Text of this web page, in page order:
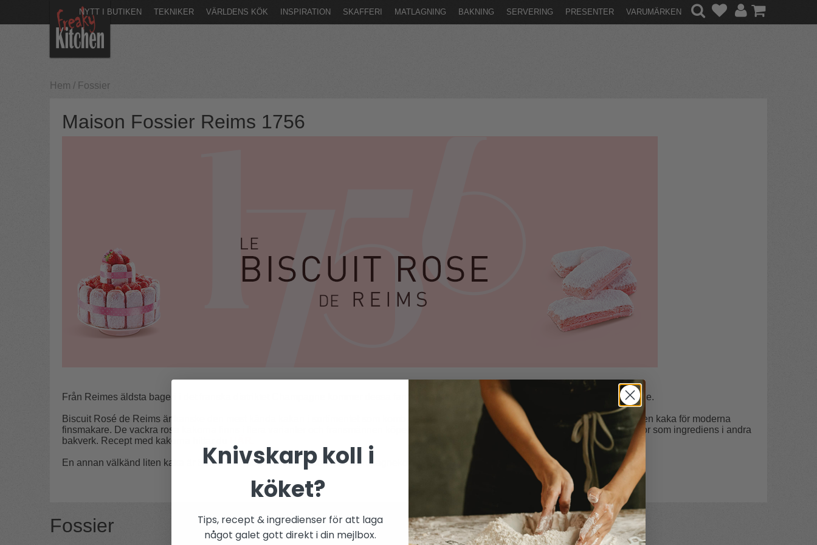
NYTT I BUTIKEN TEKNIKER VÄRLDENS KÖK INSPIRATION SKAFFERI MATLAGNING BAKNING SERVERING PRESENTER VARUMÄRKEN
Hem / Fossier
Maison Fossier Reims 1756
Från Reimes äldsta bageri i det franska distriktet Champagne kommer dessa fantastiska söta & salta kex smaksatta med äkta champagne.
Biscuit Rosé de Reims är kanske den mest kända kakan i sortimentet som kombinerar den goda smaken av svunna tider med dagens - en kaka för moderna
finsmakare. De vackra rosa kakorna finns i flera varianter och fransmännen köper dem även som pulver och använder det eller hela kakor som ingrediens i andra
bakverk. Recept med kakorna hittar du
En annan välkänd liten kaka är Sablé Campenois, formad som en champagnekork och bakad på mandel och champagne.
Fossier
Knivskarp koll i
köket?
Tips, recept & ingredienser för att laga
något galet gott direkt i din mejlbox.